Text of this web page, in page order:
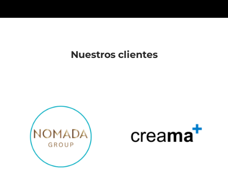
Nuestros clientes